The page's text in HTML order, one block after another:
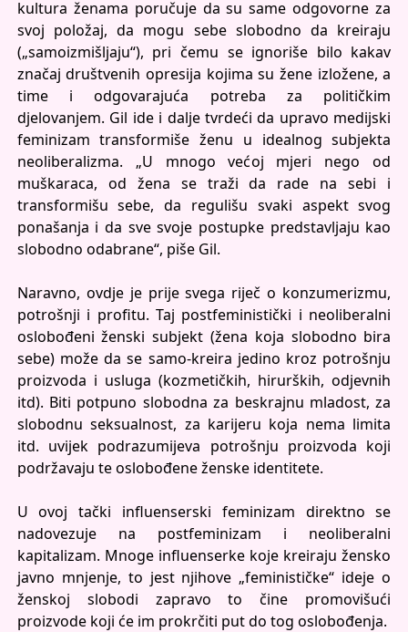
kultura ženama poručuje da su same odgovorne za
svoj položaj, da mogu sebe slobodno da kreiraju
(„samoizmišljaju“), pri čemu se ignoriše bilo kakav
značaj društvenih opresija kojima su žene izložene, a
time i odgovarajuća potreba za političkim
djelovanjem. Gil ide i dalje tvrdeći da upravo medijski
feminizam transformiše ženu u idealnog subjekta
neoliberalizma. „U mnogo većoj mjeri nego od
muškaraca, od žena se traži da rade na sebi i
transformišu sebe, da regulišu svaki aspekt svog
ponašanja i da sve svoje postupke predstavljaju kao
slobodno odabrane“, piše Gil.
Naravno, ovdje je prije svega riječ o konzumerizmu,
potrošnji i profitu. Taj postfeministički i neoliberalni
oslobođeni ženski subjekt (žena koja slobodno bira
sebe) može da se samo-kreira jedino kroz potrošnju
proizvoda i usluga (kozmetičkih, hirurških, odjevnih
itd). Biti potpuno slobodna za beskrajnu mladost, za
slobodnu seksualnost, za karijeru koja nema limita
itd. uvijek podrazumijeva potrošnju proizvoda koji
podržavaju te oslobođene ženske identitete.
U ovoj tački influenserski feminizam direktno se
nadovezuje na postfeminizam i neoliberalni
kapitalizam. Mnoge influenserke koje kreiraju žensko
javno mnjenje, to jest njihove „feminističke“ ideje o
ženskoj slobodi zapravo to čine promovišući
proizvode koji će im prokrčiti put do tog oslobođenja.